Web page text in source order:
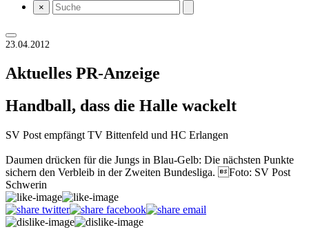
×
23.04.2012
Aktuelles PR-Anzeige
Handball, dass die Halle wackelt
SV Post empfängt TV Bittenfeld und HC Erlangen
Daumen drücken für die Jungs in Blau-Gelb: Die nächsten Punkte
sichern den Verbleib in der Zweiten Bundesliga. Foto: SV Post
Schwerin